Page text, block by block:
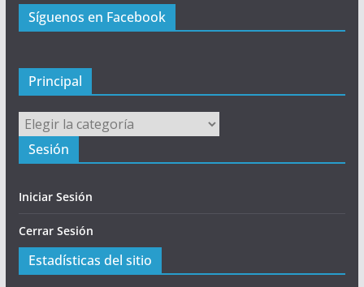
Síguenos en Facebook
Principal
Principal
Sesión
Iniciar Sesión
Cerrar Sesión
Estadísticas del sitio